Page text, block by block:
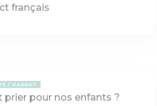
français
PARENT
prier pour nos enfants ?